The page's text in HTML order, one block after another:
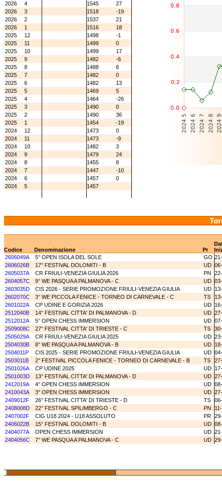
2026
4 1545
27
2026
3 1518
-19
2026
2 1537
21
2026
1 1516
18
2025
12 1498
-1
2025
11 1499
0
2025
10 1499
17
2025
9 1482
-6
2025
8 1488
6
2025
7 1482
0
2025
6 1482
13
2025
5 1469
5
2025
4 1464
-26
2025
3 1490
0
2025
2 1490
36
2025
1 1454
-19
2024
12 1473
0
2024
11 1473
-9
2024
10 1482
3
2024
9 1479
24
2024
8 1455
8
2024
7 1447
-10
2024
6 1457
0
2024
5 1457
Codice
Denominazione Pr
2606049A
5° OPEN ISOLA DEL SOLE GO
2606026B
17° FESTIVAL DOLOMITI - B UD
2605037A
CR FRIULI-VENEZIA GIULIA 2026 PN
2604057C
9° WE PASQUA A PALMANOVA - C UD
2603035D
CIS 2026 - SERIE PROMOZIONE FRIULI-VENEZIA GIULIA UD
2602070C
3° WE PICCOLA FENICE - TORNEO DI CARNEVALE - C TS
2601022A
CP UDINE E GORIZIA 2026 UD
2512040B
14° FESTIVAL CITTA' DI PALMANOVA - D UD
2512012A
5° OPEN CHESS IMMERSION UD
2509008C
27° FESTIVAL CITTA' DI TRIESTE - C TS
2505029A
CR FRIULI-VENEZIA GIULIA 2025 UD
2504030B
8° WE PASQUA A PALMANOVA - B UD
2504011P
CIS 2025 - SERIE PROMOZIONE FRIULI-VENEZIA GIULIA UD
2503011B
2° FESTIVAL PICCOLA FENICE - TORNEO DI CARNEVALE - B TS
2501026A
CP UDINE 2025 UD
2501003D
13° FESTIVAL CITTA' DI PALMANOVA - D UD
2412019A
4° OPEN CHESS IMMERSION UD
2410043A
3° OPEN CHESS IMMERSION UD
2409012F
26° FESTIVAL CITTA' DI TRIESTE - D TS
2408008D
22° FESTIVAL SPILIMBERGO - C PN
2407002F
CIG U18 2024 - U18 ASSOLUTO PR
2406022B
15° FESTIVAL DOLOMITI - B UD
2404077A
OPEN CHESS IMMERSION UD
2404056C
7° WE PASQUA A PALMANOVA - C UD